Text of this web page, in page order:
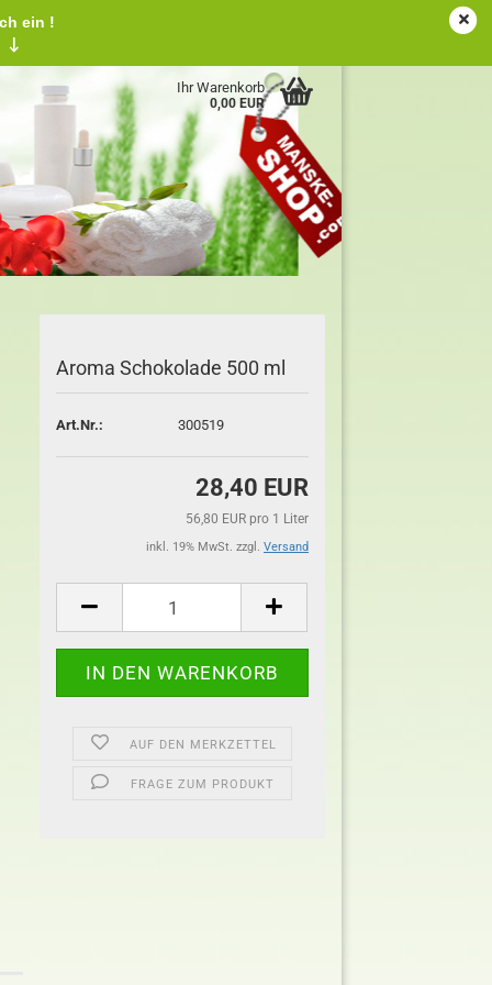
Ihr Warenkorb
0,00 EUR
ein !
↓
Aroma Schokolade 500 ml
Art.Nr.: 300519
28,40 EUR
56,80 EUR pro 1 Liter
inkl. 19% MwSt. zzgl. Versand
AUF DEN MERKZETTEL
FRAGE ZUM PRODUKT